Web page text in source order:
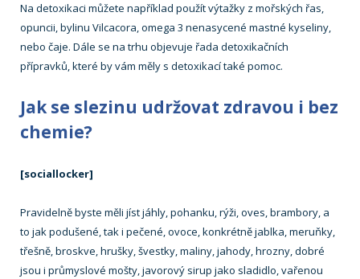
Na detoxikaci můžete například použít výtažky z mořských řas,
opuncii, bylinu Vilcacora, omega 3 nenasycené mastné kyseliny,
nebo čaje. Dále se na trhu objevuje řada detoxikačních
přípravků, které by vám měly s detoxikací také pomoc.
Jak se slezinu udržovat zdravou i bez
chemie?
[sociallocker]
Pravidelně byste měli jíst jáhly, pohanku, rýži, oves, brambory, a
to jak podušené, tak i pečené, ovoce, konkrétně jablka, meruňky,
třešně, broskve, hrušky, švestky, maliny, jahody, hrozny, dobré
jsou i průmyslové mošty, javorový sirup jako sladidlo, vařenou